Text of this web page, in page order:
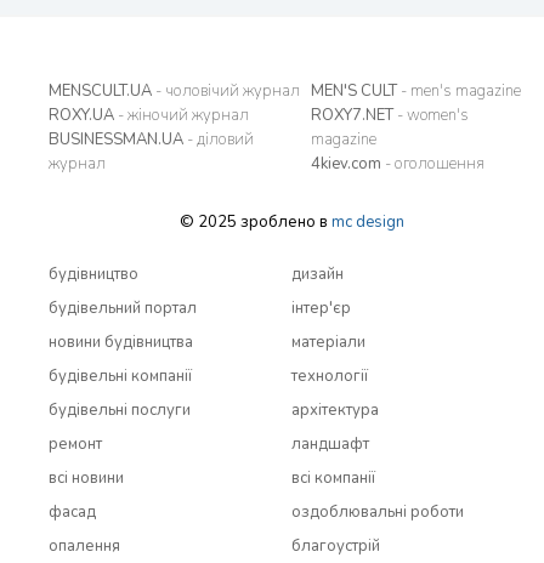
MENSCULT.UA - чоловічий журнал
ROXY.UA - жіночий журнал
BUSINESSMAN.UA - діловий
журнал
MEN'S CULT- men's magazine
ROXY7.NET- women's
magazine
4kiev.com - оголошення
© 2025 зроблено в mc design
будівництво
будівельний портал
новини будівництва
будівельні компанії
будівельні послуги
ремонт
всi новини
дизайн
інтер'єр
матеріали
технології
архітектура
ландшафт
всi компанії
фасад
опалення
оздоблювальні роботи
благоустрій